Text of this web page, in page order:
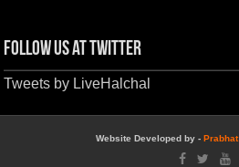
Follow us at Twitter
Tweets by LiveHalchal
Website Developed by -